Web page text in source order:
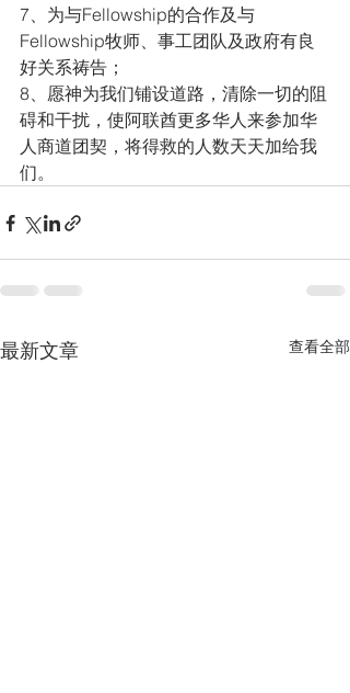
7、为与Fellowship的合作及与
Fellowship牧师、事工团队及政府有良
好关系祷告；
8、愿神为我们铺设道路，清除一切的阻
碍和干扰，使阿联酋更多华人来参加华
人商道团契，将得救的人数天天加给我
们。
最新文章 查看全部